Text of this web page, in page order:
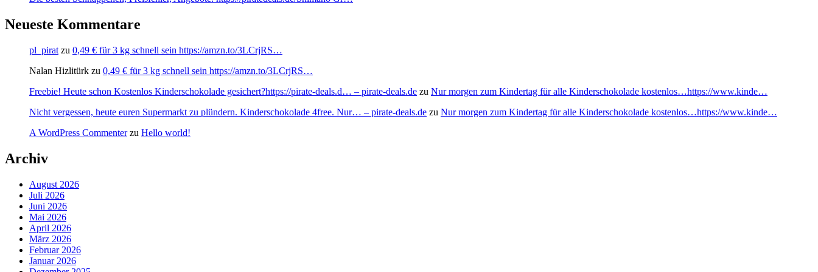
Neueste Kommentare
pl_pirat zu 0,49 € für 3 kg schnell sein https://amzn.to/3LCrjRS…
Nalan Hizlitürk zu 0,49 € für 3 kg schnell sein https://amzn.to/3LCrjRS…
Freebie! Heute schon Kostenlos Kinderschokolade gesichert?https://pirate-deals.d… – pirate-deals.de zu Nur morgen zum Kindertag für alle Kinderschokolade kostenlos…https://www.kinde…
Nicht vergessen, heute euren Supermarkt zu plündern. Kinderschokolade 4free. Nur… – pirate-deals.de zu Nur morgen zum Kindertag für alle Kinderschokolade kostenlos…https://www.kinde…
A WordPress Commenterzu Hello world!
Archiv
August 2026
Juli 2026
Juni 2026
Mai 2026
April 2026
März 2026
Februar 2026
Januar 2026